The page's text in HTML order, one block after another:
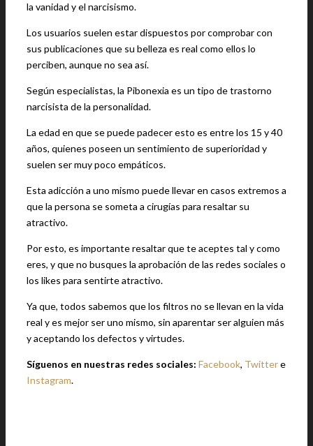
la vanidad y el narcisismo.
Los usuarios suelen estar dispuestos por comprobar con
sus publicaciones que su belleza es real como ellos lo
perciben, aunque no sea así.
Según especialistas, la Pibonexia es un tipo de trastorno
narcisista de la personalidad.
La edad en que se puede padecer esto es entre los 15 y 40
años, quienes poseen un sentimiento de superioridad y
suelen ser muy poco empáticos.
Esta adicción a uno mismo puede llevar en casos extremos a
que la persona se someta a cirugías para resaltar su
atractivo.
Por esto, es importante resaltar que te aceptes tal y como
eres, y que no busques la aprobación de las redes sociales o
los likes para sentirte atractivo.
Ya que, todos sabemos que los filtros no se llevan en la vida
real y es mejor ser uno mismo, sin aparentar ser alguien más
y aceptando los defectos y virtudes.
Síguenos en nuestras redes sociales: Facebook, Twittere
Instagram.